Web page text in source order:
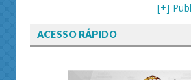
[+]
ACESSO RÁPIDO